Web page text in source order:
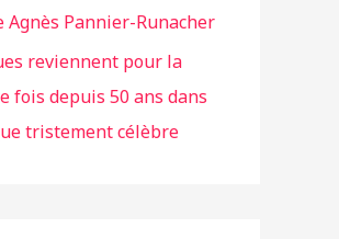
Pannier-Runacher
reviennent pour la
fois depuis 50 ans dans
tristement célèbre